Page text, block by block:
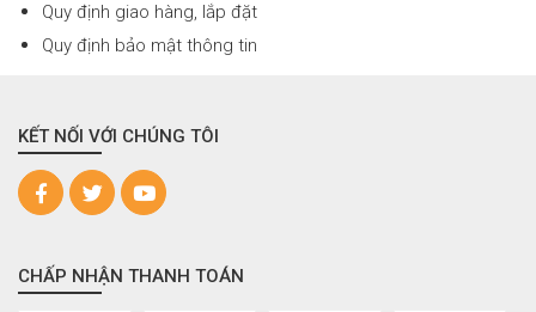
Quy định giao hàng, lắp đặt
Quy định bảo mật thông tin
KẾT NỐI VỚI CHÚNG TÔI
CHẤP NHẬN THANH TOÁN